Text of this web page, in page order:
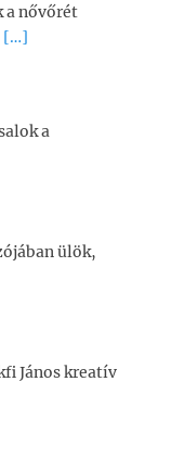
a nővőrét
[…]
a
ülök,
János kreatív